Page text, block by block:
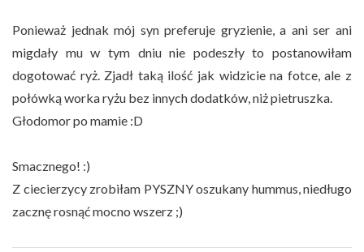
Ponieważ jednak mój syn preferuje gryzienie, a ani ser ani
migdały mu w tym dniu nie podeszły to postanowiłam
dogotować ryż. Zjadł taką ilość jak widzicie na fotce, ale z
połówką worka ryżu bez innych dodatków, niż pietruszka.
Głodomor po mamie :D
Smacznego! :)
Z ciecierzycy zrobiłam PYSZNY oszukany hummus, niedługo
zacznę rosnąć mocno wszerz ;)